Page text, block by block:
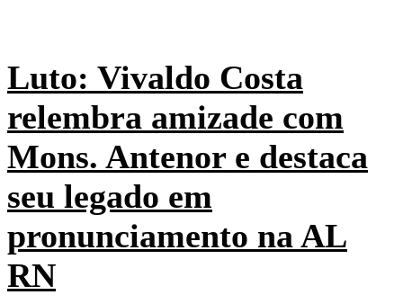
Luto: Vivaldo Costa
relembra amizade com
Mons. Antenor e destaca
seu legado em
pronunciamento na AL
RN